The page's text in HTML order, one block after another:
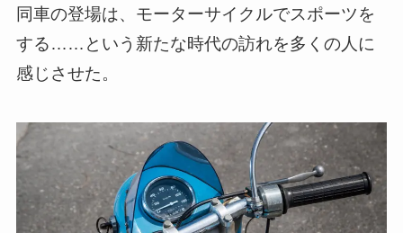
同車の登場は、モーターサイクルでスポーツを
する……という新たな時代の訪れを多くの人に
感じさせた。